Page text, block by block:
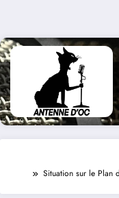
Situation sur le Plan